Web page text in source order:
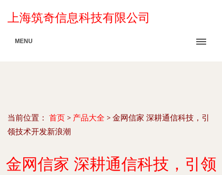
上海筑奇信息科技有限公司
MENU
当前位置： 首页 > 产品大全 > 金网信家 深耕通信科技，引
领技术开发新浪潮
金网信家 深耕通信科技，引领